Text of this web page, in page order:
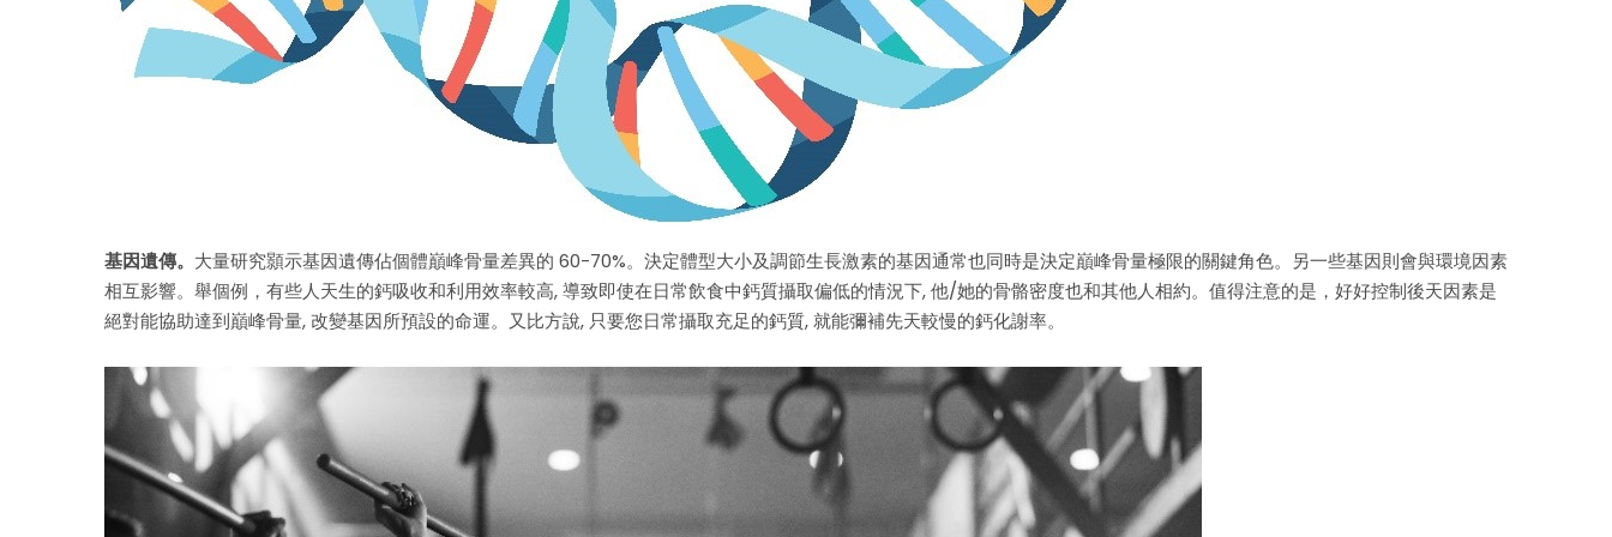
基因遺傳。 大量研究顥示基因遺傳佔個體巔峰骨量差異的 60-70%。決定體型大小及調節生長激素的基因通常也同時是決定巔峰骨量極限的關鍵角色。另一些基因則會與環境因素
相互影響。舉個例，有些人天生的鈣吸收和利用效率較高, 導致即使在日常飲食中鈣質攝取偏低的情況下, 他/她的骨骼密度也和其他人相約。值得注意的是，好好控制後天因素是
絕對能協助達到巔峰骨量, 改變基因所預設的命運。又比方說, 只要您日常攝取充足的鈣質, 就能彌補先天較慢的鈣化謝率。